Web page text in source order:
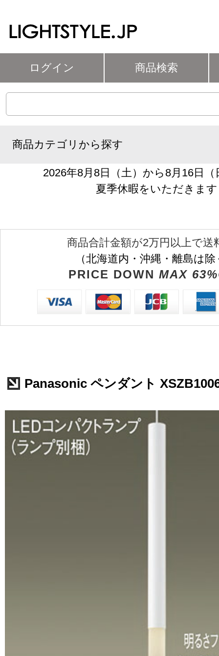
ログイン 商品検索
商品カテゴリから探す
2026年8月8日（土）から8月16日
夏季休暇をいただきます
商品合計金額が2万円以上で送
（北海道内・沖縄・離島は
PRICE DOWN MAX
Panasonic ペンダント